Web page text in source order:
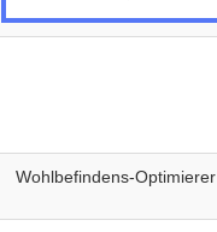
Wohlbefindens-Optimierer